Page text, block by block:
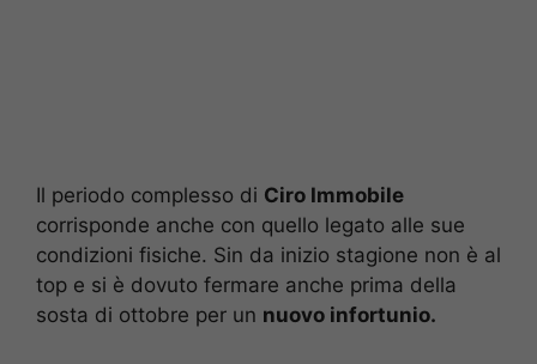
Il periodo complesso di Ciro Immobile
corrisponde anche con quello legato alle sue
condizioni fisiche. Sin da inizio stagione non è al
top e si è dovuto fermare anche prima della
sosta di ottobre per un nuovo infortunio.